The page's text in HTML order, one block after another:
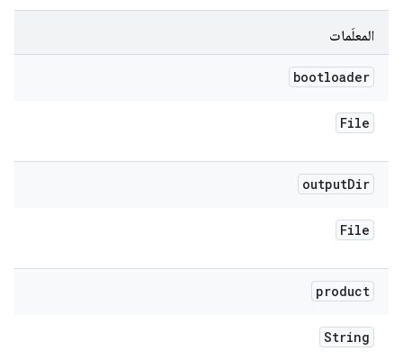
المعلَمات
bootloader
File
outputDir
File
product
String